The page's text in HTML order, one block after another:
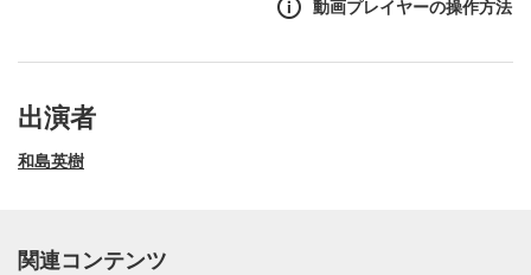
動画プレイヤーの操作方法
出演者
和島英樹
関連コンテンツ